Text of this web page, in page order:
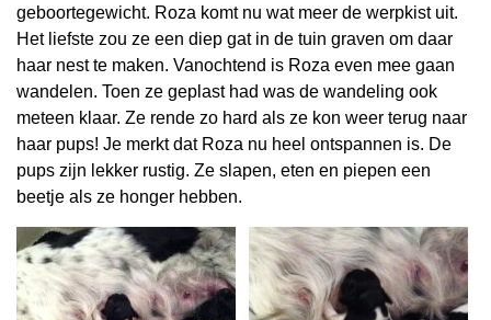
geboortegewicht. Roza komt nu wat meer de werpkist uit.
Het liefste zou ze een diep gat in de tuin graven om daar
haar nest te maken. Vanochtend is Roza even mee gaan
wandelen. Toen ze geplast had was de wandeling ook
meteen klaar. Ze rende zo hard als ze kon weer terug naar
haar pups! Je merkt dat Roza nu heel ontspannen is. De
pups zijn lekker rustig. Ze slapen, eten en piepen een
beetje als ze honger hebben.